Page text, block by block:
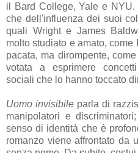
il Bard College, Yale e
che dell'influenza dei suoi
quali Wright e James
molto studiato e amato,
pacata, ma dirompente,
votata a esprimere
sociali che lo hanno toccato
Uomo invisibile parla di
manipolatori e
senso di identità che è
romanzo viene affrontato da